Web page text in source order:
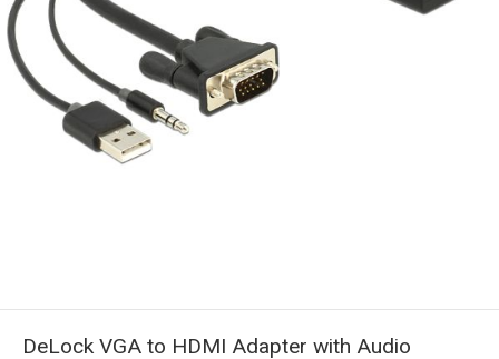
DeLock VGA to HDMI Adapter with Audio